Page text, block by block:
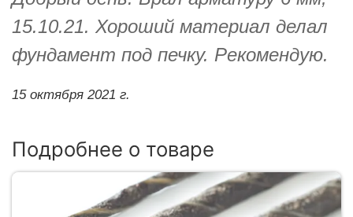
15.10.21. Хороший материал делал
фундамент под печку. Рекомендую.
15 октября 2021 г.
Подробнее о товаре